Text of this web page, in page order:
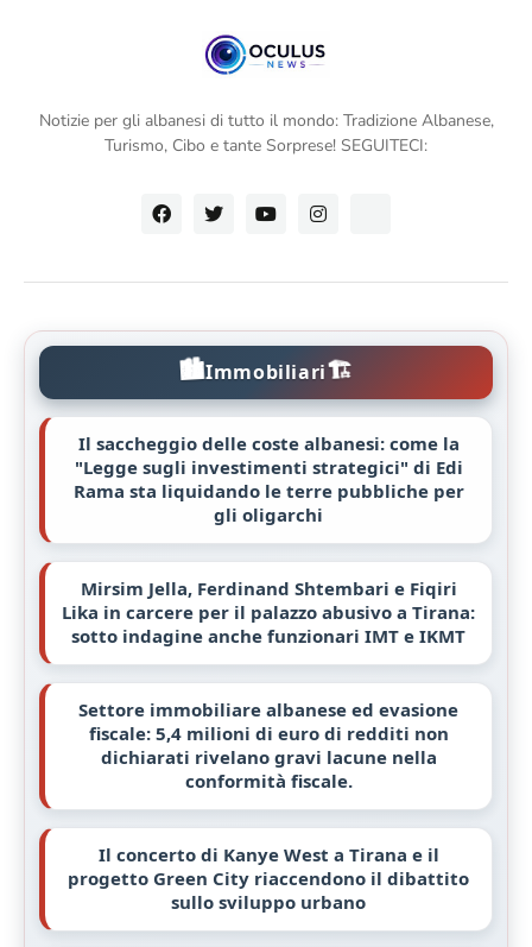
Notizie per gli albanesi di tutto il mondo: Tradizione Albanese,
Turismo, Cibo e tante Sorprese! SEGUITECI:
🏙️Immobiliari🏗️
Il saccheggio delle coste albanesi: come la
"Legge sugli investimenti strategici" di Edi
Rama sta liquidando le terre pubbliche per
gli oligarchi
Mirsim Jella, Ferdinand Shtembari e Fiqiri
Lika in carcere per il palazzo abusivo a Tirana:
sotto indagine anche funzionari IMT e IKMT
Settore immobiliare albanese ed evasione
fiscale: 5,4 milioni di euro di redditi non
dichiarati rivelano gravi lacune nella
conformità fiscale.
Il concerto di Kanye West a Tirana e il
progetto Green City riaccendono il dibattito
sullo sviluppo urbano